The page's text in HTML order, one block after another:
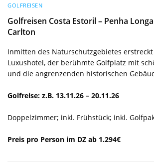
GOLFREISEN
Golfreisen Costa Estoril – Penha
Carlton
Inmitten des Naturschutzgebietes
Luxushotel, der berühmte Golfplatz mit
und die angrenzenden historischen
Golfreise: z.B. 13.11.26 – 20.11.26
Doppelzimmer; inkl. Frühstück; inkl.
Preis pro Person im DZ ab 1.294€